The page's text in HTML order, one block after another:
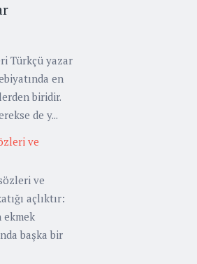
Türkçü yazar
en
biridir.
de y...
ve
ve
açlıktır:
ekmek
başka bir